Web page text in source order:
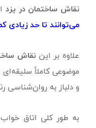
نقاش ساختمان در یزد
می‌توانند تا حد زیادی
علاوه بر این نقاش
موضوعی کاملاً
و دلباز به روان‌شناسی
به طور کلی اتاق